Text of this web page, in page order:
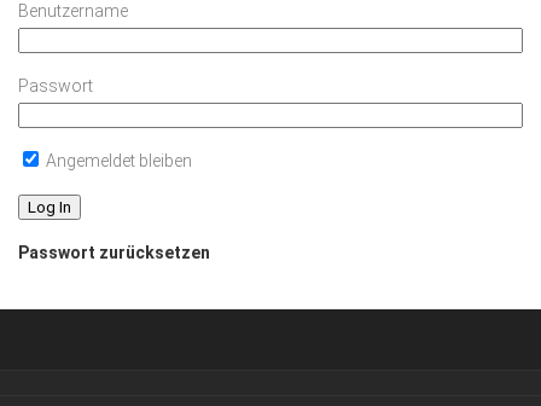
Benutzername
Passwort
Angemeldet bleiben
Passwort zurücksetzen